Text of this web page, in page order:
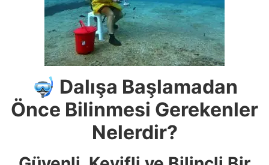
🤿 Dalışa Başlamadan
Önce Bilinmesi Gerekenler
Nelerdir?